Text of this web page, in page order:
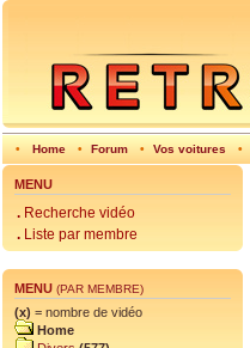
• Home • Forum • Vos voitures •
MENU
. Recherche vidéo
. Liste par membre
MENU (PAR MEMBRE)
(x) = nombre de vidéo
Home